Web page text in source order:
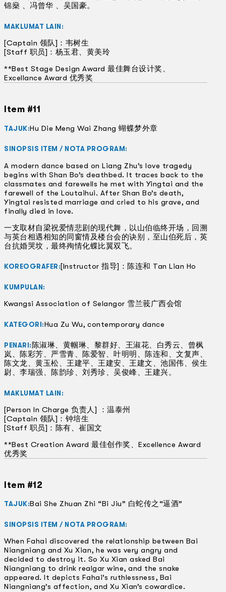
锦燊 、冯曾华 、吴国豪。
MAKLUMAT LAIN:
[Captain 领队]：韦树生
[Staff 职员]：杨玉君、 黄美玲
**Best Stage Design Award 最佳舞台设计奖、
Excellance Award 优秀奖
Item #11
TAJUK:Hu Die Meng Wai Zhang 蝴蝶梦外章
SINOPSIS ITEM / NOTA PROGRAM:
A modern dance based on Liang Zhu’s love tragedy
begins with Shan Bo’s deathbed. It traces back to the
classmates and farewells he met with Yingtai and the
farewell of the Loutaihui. After Shan Bo’s death,
Yingtai resisted marriage and cried to his grave, and
finally died in love.
一支取材自梁祝爱情悲剧的现代舞，以山伯临终开场，回溯
与英台相遇相知的同窗情及楼台会的诀别，至山伯死后，英
台抗婚哭坟，最终殉情化蝶比翼双飞。
KOREOGRAFER: [Instructor 指导]：陈连和 Tan Lian Ho
KUMPULAN:
Kwangsi Association of Selangor 雪兰莪广西会馆
KATEGORI:Hua Zu Wu, contemporary dance
PENARI: 陈淑琳、黄帼琳、黎群好、王淑花、白秀云、曾枫
岚、陈彩芳、严雪青、陈爱智、叶明明、陈连和、文复声、
陈文龙、黄玉松、王建平、王建安、王建文、池国伟、侯生
尉、李瑞强、陈韵珍、刘秀珍、吴俊峰、王建兴。
MAKLUMAT LAIN:
[Person In Charge 负责人] ：温泰州
[Captain 领队]：钟培生
[Staff 职员]：陈有、 崔国文
**Best Creation Award 最佳创作奖、Excellence Award
优秀奖
Item #12
TAJUK:Bai She Zhuan Zhi “Bi Jiu” 白蛇传之“逼酒”
SINOPSIS ITEM / NOTA PROGRAM:
When Fahai discovered the relationship between Bai
Niangniang and Xu Xian, he was very angry and
decided to destroy it. So Xu Xian asked Bai
Niangniang to drink realgar wine, and the snake
appeared. It depicts Fahai’s ruthlessness, Bai
Niangniang’s affection, and Xu Xian’s cowardice.